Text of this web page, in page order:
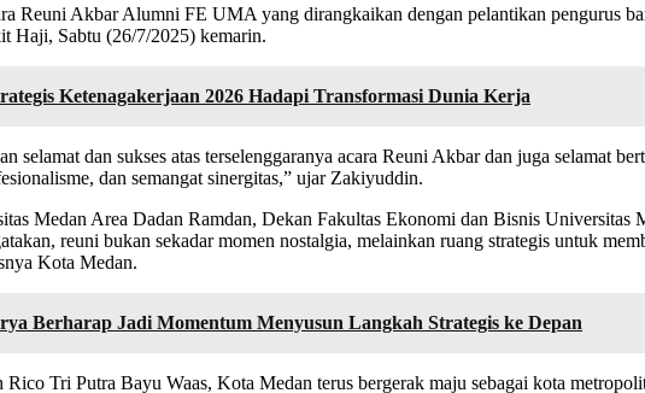
Reuni Akbar Alumni FE UMA yang dirangkaikan dengan pelantikan
Haji, Sabtu (26/7/2025) kemarin.
Ketenagakerjaan 2026 Hadapi Transformasi Dunia Kerja
selamat dan sukses atas terselenggaranya acara Reuni Akbar dan juga selamat
dan semangat sinergitas,” ujar Zakiyuddin.
Medan Area Dadan Ramdan, Dekan Fakultas Ekonomi dan Bisnis
reuni bukan sekadar momen nostalgia, melainkan ruang strategis untuk
Kota Medan.
Berharap Jadi Momentum Menyusun Langkah Strategis ke Depan
Tri Putra Bayu Waas, Kota Medan terus bergerak maju sebagai kota